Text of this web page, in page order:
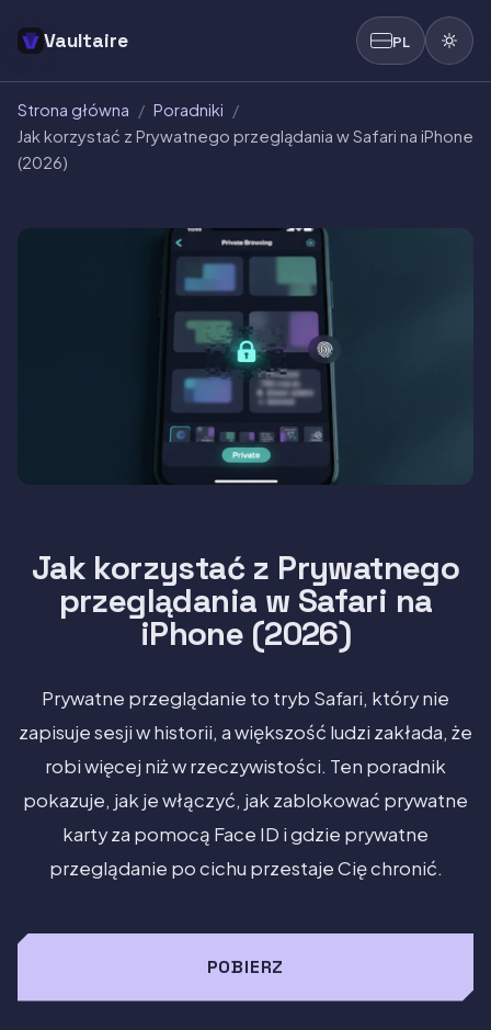
Vaultaire PL
Strona główna / Poradniki /
Jak korzystać z Prywatnego przeglądania w Safari na iPhone
(2026)
Jak korzystać z Prywatnego
przeglądania w Safari na
iPhone (2026)
Prywatne przeglądanie to tryb Safari, który nie
zapisuje sesji w historii, a większość ludzi zakłada, że
robi więcej niż w rzeczywistości. Ten poradnik
pokazuje, jak je włączyć, jak zablokować prywatne
karty za pomocą Face ID i gdzie prywatne
przeglądanie po cichu przestaje Cię chronić.
POBIERZ